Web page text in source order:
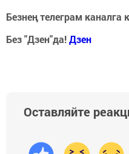
Безнең телеграм
Без "Дзен"да!Дзен
Оставляйте